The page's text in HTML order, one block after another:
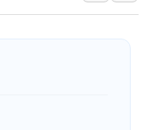
유염색공장서 화재 1명 중상…
드론 전술, 중남미 콜롬비아